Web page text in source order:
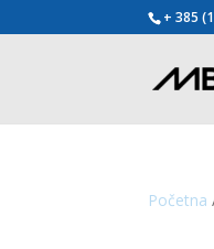
+ 385
Početna